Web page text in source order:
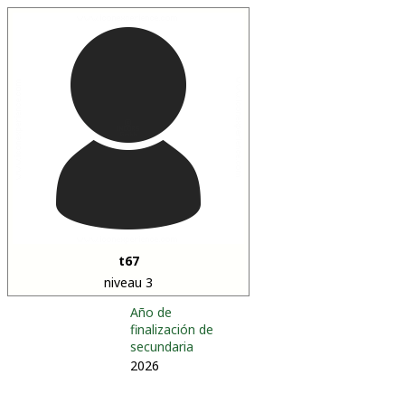
t67
niveau 3
Año de
finalización de
secundaria
2026